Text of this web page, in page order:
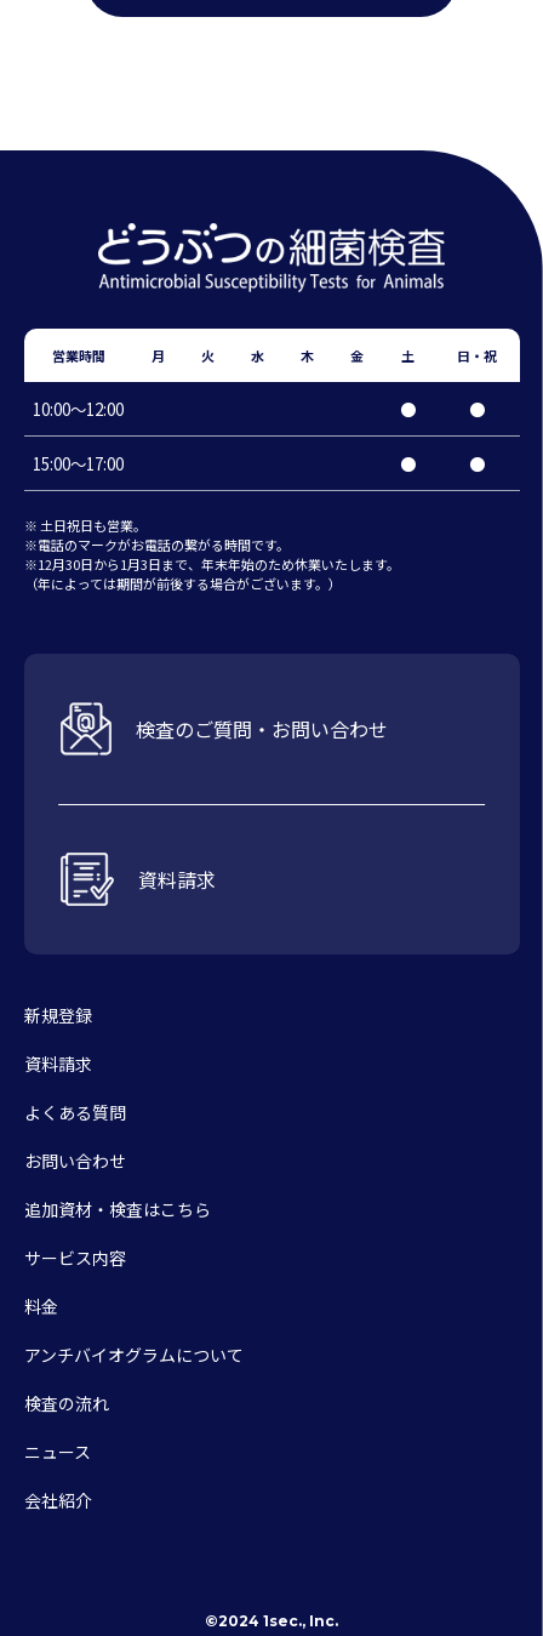
営業時間 月 火 水 木 金 土 日・祝
10:00〜12:00 ● ●
15:00〜17:00 ● ●
※ 土日祝日も営業。
※電話のマークがお電話の繋がる時間です。
※12月30日から1月3日まで、年末年始のため休業いたします。
（年によっては期間が前後する場合がございます。）
検査のご質問・お問い合わせ
資料請求
新規登録
資料請求
よくある質問
お問い合わせ
追加資材・検査はこちら
サービス内容
料金
アンチバイオグラムについて
検査の流れ
ニュース
会社紹介
©2024 1sec., Inc.